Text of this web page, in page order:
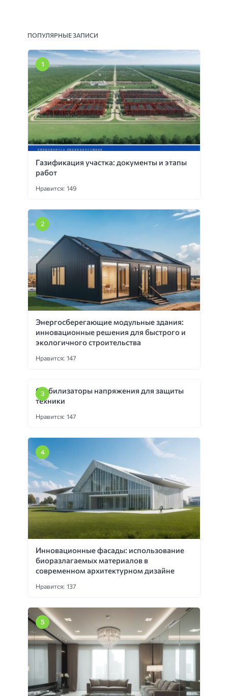
ПОПУЛЯРНЫЕ ЗАПИСИ
Газификация участка: документы и этапы
работ
Нравится: 149
Энергосберегающие модульные здания:
инновационные решения для быстрого и
экологичного строительства
Нравится: 147
Стабилизаторы напряжения для защиты
техники
Нравится: 147
Инновационные фасады: использование
биоразлагаемых материалов в
современном архитектурном дизайне
Нравится: 137